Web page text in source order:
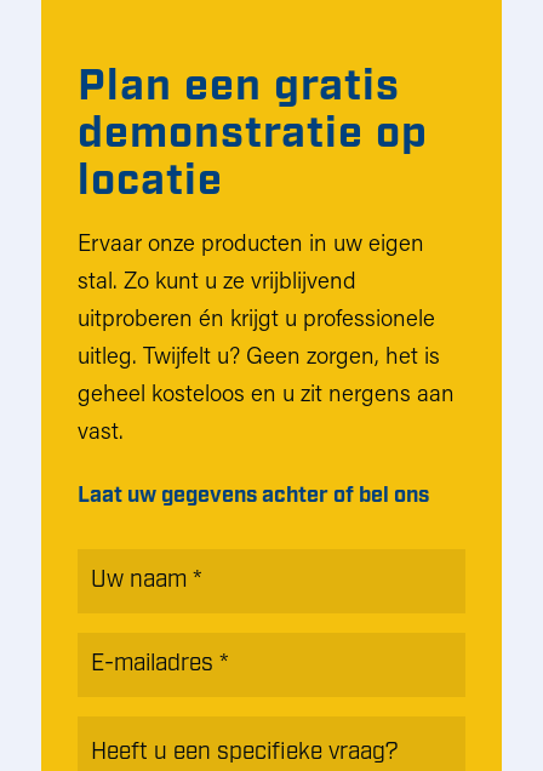
Plan een gratis
demonstratie op
locatie
Ervaar onze producten in uw eigen
stal. Zo kunt u ze vrijblijvend
uitproberen én krijgt u professionele
uitleg. Twijfelt u? Geen zorgen, het is
geheel kosteloos en u zit nergens aan
vast.
Laat uw gegevens achter of bel ons
Naam